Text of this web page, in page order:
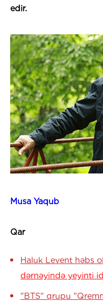
edir.
Musa Yaqub
Qar
Haluk Levent həbs
dərnəyində yeyinti
"BTS" qrupu